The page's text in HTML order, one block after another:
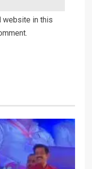
website in this